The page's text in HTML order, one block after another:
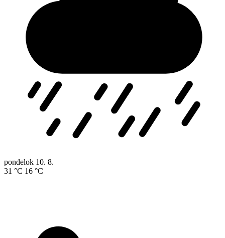
pondelok 10. 8.
31 °C 16 °C